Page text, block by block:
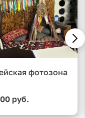
фотозона
руб.